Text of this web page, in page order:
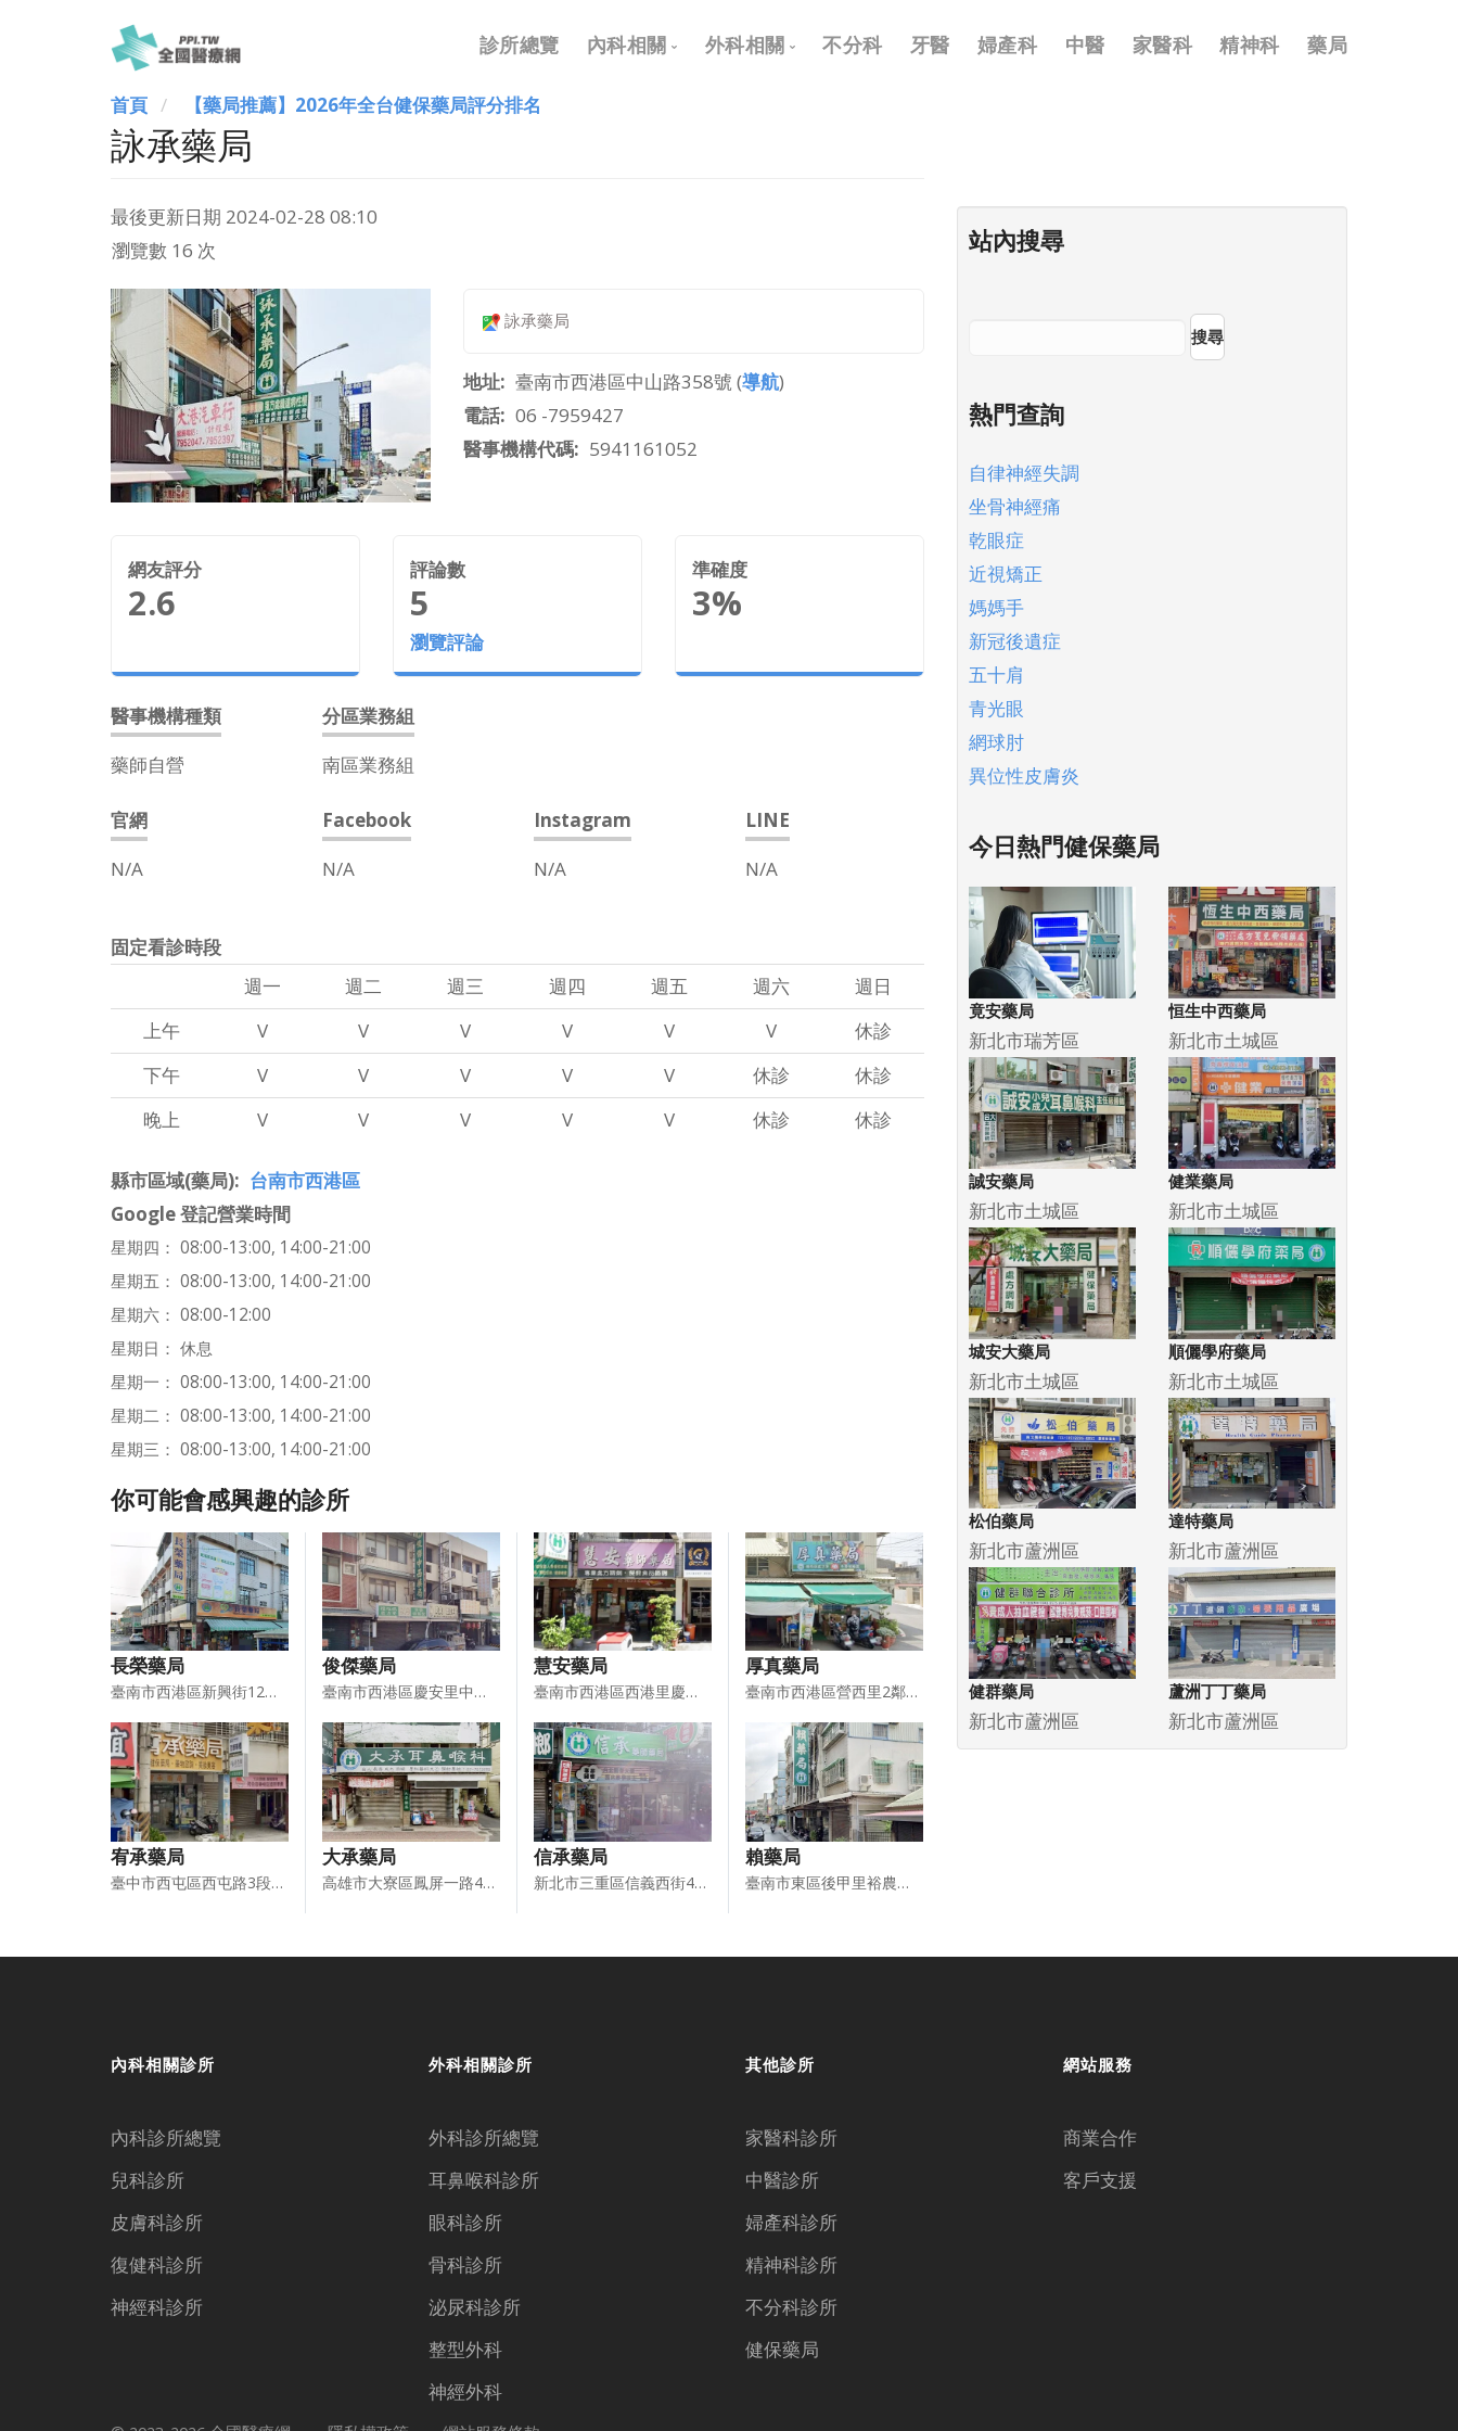
Main
navigation
診所總覽 內科相關 外科相關
整形外科
不分科 牙醫 婦產科 中醫 家醫科 精神科 藥局
首頁 【藥局推薦】2026年全台健保藥局評分排名
詠承藥局
最後更新日期 2024-02-28 08:10
瀏覽數 16 次
詠承藥局
地址 臺南市西港區中山路358號 (導航)
電話
06 -7959427
醫事機構代碼
5941161052
網友評分
2.6
評論數
5
瀏覽評論
準確度
3%
醫事機構種類
藥師自營
分區業務組
南區業務組
官網
N/A
Facebook
N/A
Instagram
N/A
LINE
N/A
固定看診時段
週一
週二 週三 週四 週五 週六
週日
上午
V V V V V V
休診
下午
V V V V V 休診
休診
晚上
V V V V V 休診 休診
縣市區域(藥局)
台南市西港區
Google 登記營業時間
星期四： 08:00-13:00, 14:00-21:00
星期五： 08:00-13:00, 14:00-21:00
星期六： 08:00-12:00
星期日： 休息
星期一： 08:00-13:00, 14:00-21:00
星期二： 08:00-13:00, 14:00-21:00
星期三： 08:00-13:00, 14:00-21:00
你可能會感興趣的診所
長榮藥局
臺南市西港區新興街12巷14號1樓
俊傑藥局
臺南市西港區慶安里中山路257號
慧安藥局
臺南市西港區西港里慶安路95之9號
厚真藥局
臺南市西港區營西里2鄰後營17號
宥承藥局
臺中市西屯區西屯路3段148－16號
大承藥局
高雄市大寮區鳳屏一路466號1樓
信承藥局
新北市三重區信義西街44號1樓
賴藥局
臺南市東區後甲里裕農路621巷26－2號
站內搜尋
搜尋
熱門查詢
自律神經失調
坐骨神經痛
乾眼症
近視矯正
媽媽手
新冠後遺症
五十肩
青光眼
網球肘
異位性皮膚炎
今日熱門健保藥局
竟安藥局
新北市瑞芳區
恒生中西藥局
新北市土城區
誠安藥局
新北市土城區
健業藥局
新北市土城區
城安大藥局
新北市土城區
順儷學府藥局
新北市土城區
松伯藥局
新北市蘆洲區
達特藥局
新北市蘆洲區
健群藥局
新北市蘆洲區
蘆洲丁丁藥局
新北市蘆洲區
內科相關診所
內科診所總覽
兒科診所
皮膚科診所
復健科診所
神經科診所
外科相關診所
外科診所總覽
耳鼻喉科診所
眼科診所
骨科診所
泌尿科診所
整型外科
神經外科
其他診所
家醫科診所
中醫診所
婦產科診所
精神科診所
不分科診所
健保藥局
網站服務
商業合作
客戶支援